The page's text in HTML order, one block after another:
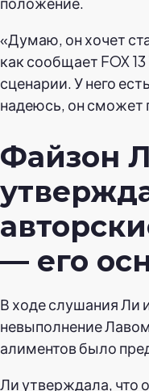
«Думаю, он хочет
как сообщает FOX
сценарии. У него
надеюсь, он сможет
Файзон
— его
В ходе слушания Ли
невыполнение
алиментов было
Ли утверждала, что